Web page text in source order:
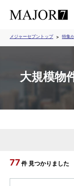
メジャーセブントップ 特集
大規模物
77 件 見つかりました